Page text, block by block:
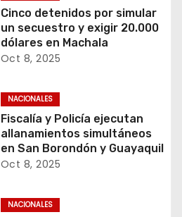
Cinco detenidos por simular
un secuestro y exigir 20.000
dólares en Machala
Oct 8, 2025
NACIONALES
Fiscalía y Policía ejecutan
allanamientos simultáneos
en San Borondón y Guayaquil
Oct 8, 2025
NACIONALES